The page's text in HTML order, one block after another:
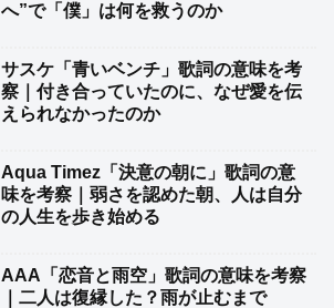
へ”で「僕」は何を救うのか
サスケ「青いベンチ」歌詞の意味を考
察｜付き合っていたのに、なぜ愛を伝
えられなかったのか
Aqua Timez「決意の朝に」歌詞の意
味を考察｜弱さを認めた朝、人は自分
の人生を歩き始める
AAA「恋音と雨空」歌詞の意味を考察
｜二人は復縁した？雨が止むまで